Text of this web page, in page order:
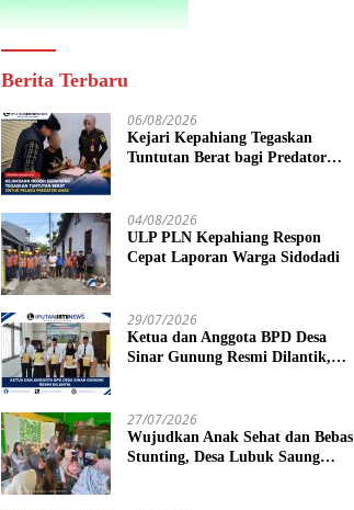
Berita Terbaru
06/08/2026
Kejari Kepahiang Tegaskan
Tuntutan Berat bagi Predator
Vonis Hakim 18 Tahun Penjara
04/08/2026
ULP PLN Kepahiang Respon
Cepat Laporan Warga Sidodadi
29/07/2026
Ketua dan Anggota BPD Desa
Sinar Gunung Resmi Dilantik,
27/07/2026
Wujudkan Anak Sehat dan Bebas
Stunting, Desa Lubuk Saung